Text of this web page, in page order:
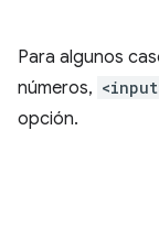
Para algunos
números,
opción.